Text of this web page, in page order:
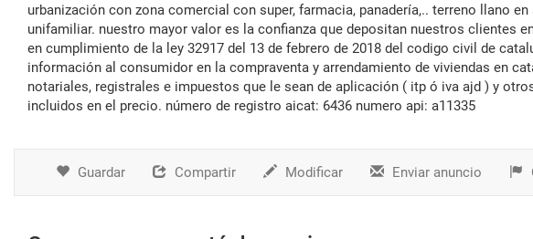
urbanización con zona comercial con super, farmacia, panadería,.. terreno llano
unifamiliar. nuestro mayor valor es la confianza que depositan nuestros clientes
en cumplimiento de la ley 32917 del 13 de febrero de 2018 del codigo civil de
información al consumidor en la compraventa y arrendamiento de viviendas en
notariales, registrales e impuestos que le sean de aplicación ( itp ó iva ajd ) y
incluidos en el precio. número de registro aicat: 6436 numero api: a11335
Guardar Compartir Modificar Enviar anuncio